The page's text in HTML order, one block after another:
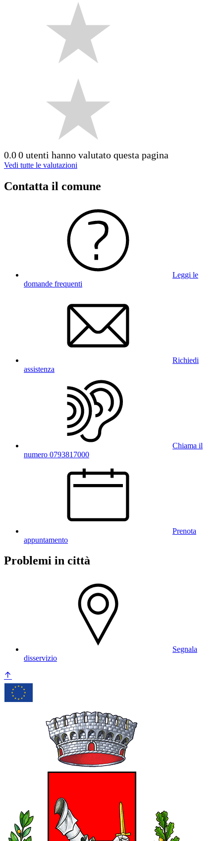
0.00 utenti hanno valutato questa pagina
Vedi tutte le valutazioni
Contatta il comune
Leggi le
domande frequenti
Richiedi
assistenza
Chiama il
numero 0793817000
Prenota
appuntamento
Problemi in città
Segnala
disservizio